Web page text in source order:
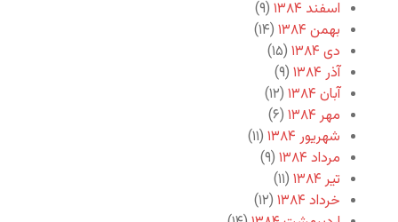
اسفند ۱۳۸۴
(۹)
بهمن ۱۳۸۴
(۱۴)
دی ۱۳۸۴
(۱۵)
آذر ۱۳۸۴
(۹)
آبان ۱۳۸۴
(۱۲)
مهر ۱۳۸۴
(۶)
شهریور ۱۳۸۴
(۱۱)
مرداد ۱۳۸۴
(۹)
تیر ۱۳۸۴
(۱۱)
خرداد ۱۳۸۴
(۱۲)